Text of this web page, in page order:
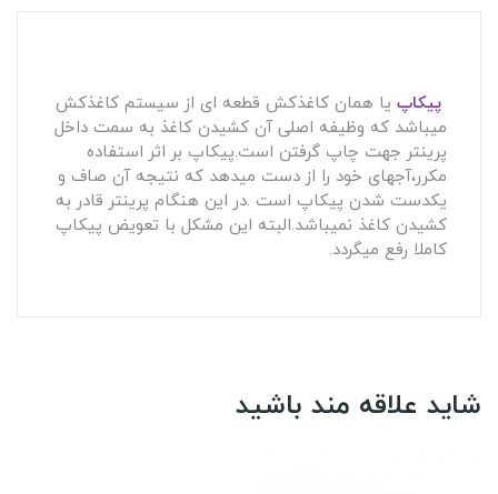
پیکاپ یا همان کاغذکش قطعه ای از سیستم کاغذکش
میباشد که وظیفه اصلی آن کشیدن کاغذ به سمت داخل
پرینتر جهت چاپ گرفتن است.پیکاپ بر اثر استفاده
مکرر،آجهای خود را از دست میدهد که نتیجه آن صاف و
یکدست شدن پیکاپ است .در این هنگام پرینتر قادر به
کشیدن کاغذ نمیباشد.البته این مشکل با تعویض پیکاپ
کاملا رفع میگردد.
شاید علاقه مند باشید